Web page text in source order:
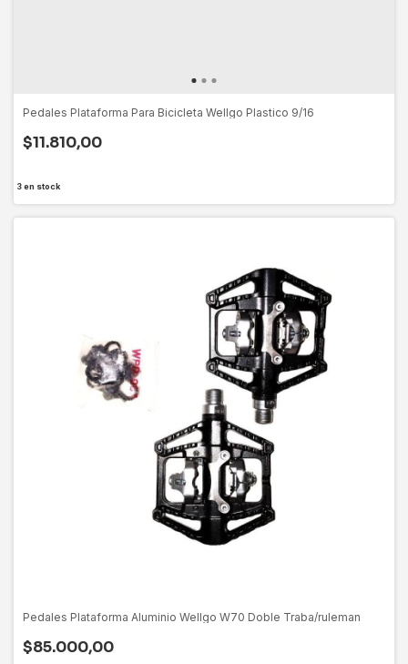
Pedales Plataforma Para Bicicleta Wellgo Plastico 9/16
$11.810,00
3en stock
Pedales Plataforma Aluminio Wellgo W70 Doble Traba/ruleman
$85.000,00